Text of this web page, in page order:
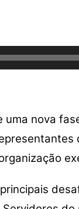
nova